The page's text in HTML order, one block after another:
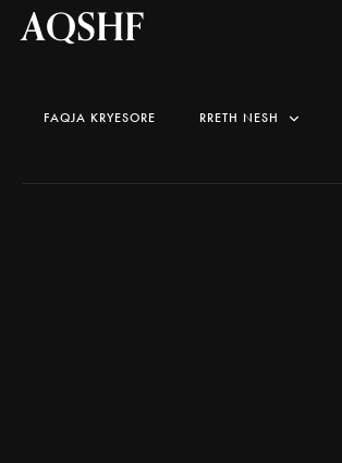
AQSHF
FAQJA KRYESORE RRETH NESH